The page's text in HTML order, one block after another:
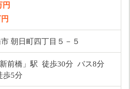
円
朝日町四丁目５－５
前橋」駅 徒歩30分 バス8分
歩5分